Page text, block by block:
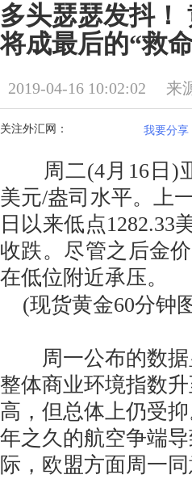
多头瑟瑟发抖！
将成最后的“救
2019-04-16 10:02:02 来
关注外汇网： 我要分享
周二(4月16日)亚
美元/盎司水平。上
日以来低点1282.33
收跌。尽管之后金
在低位附近承压。
(现货黄金60分钟
周一公布的数据
整体商业环境指数
高，但总体上仍受
年之久的航空争端
际，欧盟方面周一